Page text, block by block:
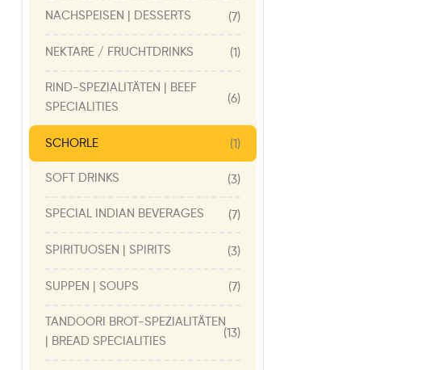
NACHSPEISEN | DESSERTS (7)
NEKTARE / FRUCHTDRINKS (1)
RIND-SPEZIALITÄTEN | BEEF
SPECIALITIES
(6)
SCHORLE (1)
SOFT DRINKS (3)
SPECIAL INDIAN BEVERAGES (7)
SPIRITUOSEN | SPIRITS (3)
SUPPEN | SOUPS (7)
TANDOORI BROT-SPEZIALITÄTEN
| BREAD SPECIALITIES
(13)